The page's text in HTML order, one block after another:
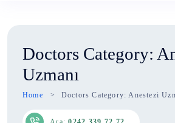
Doctors Category:
Uzmanı
Home Doctors Category:Anestezi